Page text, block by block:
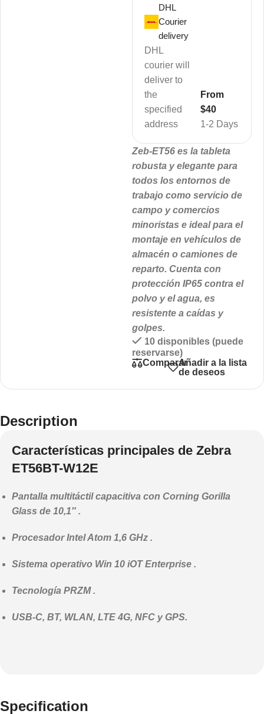
DHL
Courier
delivery
DHL
courier will
deliver to
the
specified
address
1-2 Days
From
$40
Zeb-ET56 es la tableta
robusta y elegante para
todos los entornos de
trabajo como servicio de
campo y comercios
minoristas e ideal para el
montaje en vehículos de
almacén o camiones de
reparto. Cuenta con
protección IP65 contra el
polvo y el agua, es
resistente a caídas y
golpes.
10 disponibles (puede
reservarse)
CompararAñadir a la lista
de deseos
Description
Características principales de Zebra
ET56BT-W12E
Pantalla multitáctil capacitiva con Corning Gorilla
Glass de 10,1″ .
Procesador Intel Atom 1,6 GHz .
Sistema operativo Win 10 iOT Enterprise .
Tecnología PRZM .
USB-C, BT, WLAN, LTE 4G, NFC y GPS.
Specification